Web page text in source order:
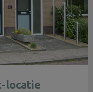
locatie